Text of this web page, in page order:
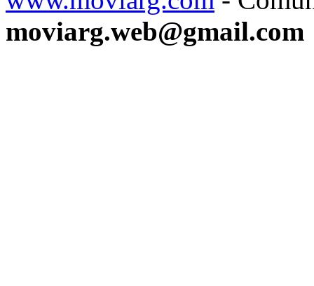
moviarg.web@gmail.com